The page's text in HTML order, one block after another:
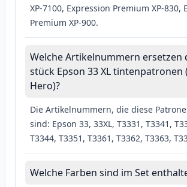
XP-7100, Expression Premium XP-830,
Premium XP-900.
Welche Artikelnummern ersetzen
stück Epson 33 XL tintenpatronen
Hero)?
Die Artikelnummern, die diese
sind: Epson 33, 33XL, T3331, T3341,
T3344, T3351, T3361, T3362, T3363,
Welche Farben sind im Set